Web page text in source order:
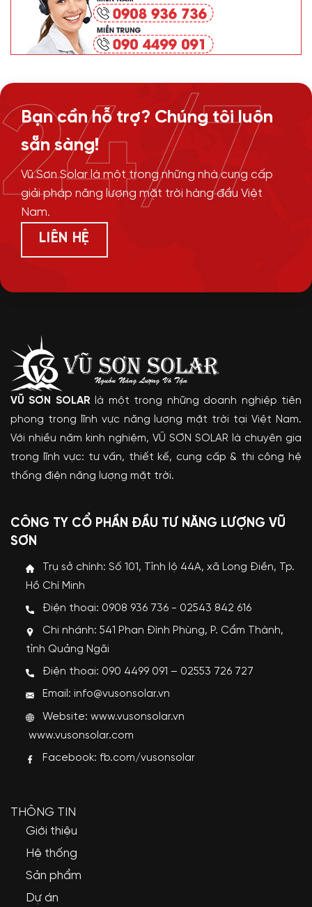
Bạn cần hỗ trợ? Chúng tôi luôn
sẵn sàng!
Vũ Sơn Solar là một trong những nhà cung cấp
giải pháp năng lượng mặt trời hàng đầu Việt
Nam.
LIÊN HỆ
24/7
VŨ SƠN SOLAR là một trong những doanh nghiệp tiên
phong trong lĩnh vực năng lượng mặt trời tại Việt Nam.
Với nhiều năm kinh nghiệm, VŨ SƠN SOLAR là chuyên gia
trong lĩnh vực: tư vấn, thiết kế, cung cấp & thi công hệ
thống điện năng lượng mặt trời.
CÔNG TY CỔ PHẦN ĐẦU TƯ NĂNG LƯỢNG VŨ
SƠN
Trụ sở chính: Số 101, Tỉnh lộ 44A, xã Long Điền, Tp.
Hồ Chí Minh
Điện thoại: 0908 936 736 - 02543 842 616
Chi nhánh: 541 Phan Đình Phùng, P. Cẩm Thành,
tỉnh Quảng Ngãi
Điện thoại: 090 4499 091 – 02553 726 727
Email: info@vusonsolar.vn
Website:www.vusonsolar.vn
www.vusonsolar.com
Facebook: fb.com/vusonsolar
THÔNG TIN
Giới thiệu
Hệ thống
Sản phẩm
Dự án